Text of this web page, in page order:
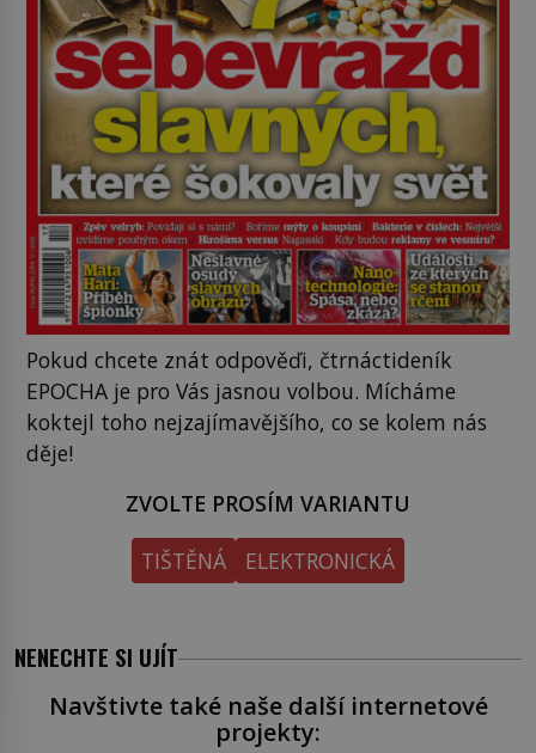
Pokud chcete znát odpověďi, čtrnáctideník
EPOCHA je pro Vás jasnou volbou. Mícháme
koktejl toho nejzajímavějšího, co se kolem nás
děje!
ZVOLTE PROSÍM VARIANTU
TIŠTĚNÁ
ELEKTRONICKÁ
NENECHTE SI UJÍT
Navštivte také naše další internetové
projekty: